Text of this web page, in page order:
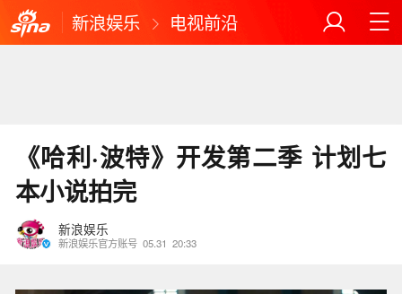
新浪娱乐 电视前沿
《哈利·波特》开发第二季 计划七
本小说拍完
新浪娱乐
新浪娱乐官方账号 05.31 20:33